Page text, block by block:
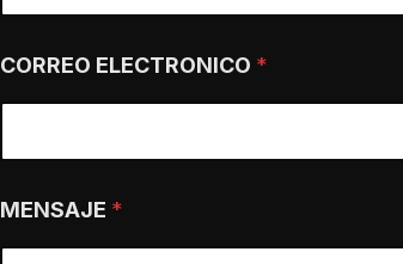
O
N
I
O
E
S
CORREO ELECTRONICO *
MENSAJE *